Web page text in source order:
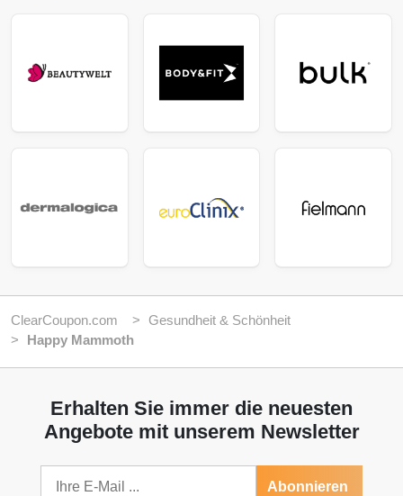
ClearCoupon.com
Gesundheit & Schönheit
Happy Mammoth
Erhalten Sie immer die neuesten
Angebote mit unserem Newsletter
Abonnieren